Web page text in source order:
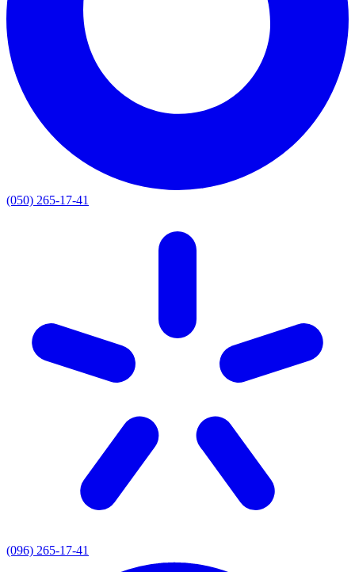
(050) 265-17-41
(096) 265-17-41